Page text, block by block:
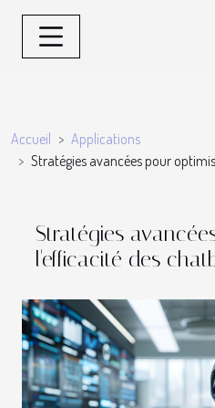
Accueil
Applications
Stratégies avancées pour
Stratégies
l'efficacité des